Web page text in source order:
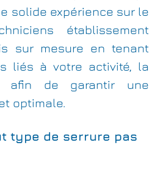
solide expérience sur le
établissement
sur mesure en tenant
liés à votre activité, la
afin de garantir une
optimale.
type de serrure pas